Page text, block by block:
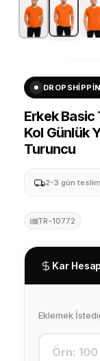
Erkek Basic
Kol Günlük
Turuncu
2-3 gün
TR-10772
Kar
Eklemek